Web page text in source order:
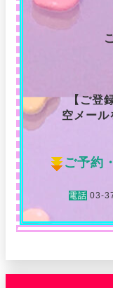
【ご登
空メール
ご予約
電話 03-